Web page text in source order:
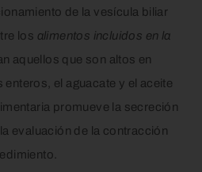
de la vesícula biliar
los alimentos incluidos en la
aquellos que son altos en
el aguacate y el aceite
promueve la secreción
evaluación de la contracción